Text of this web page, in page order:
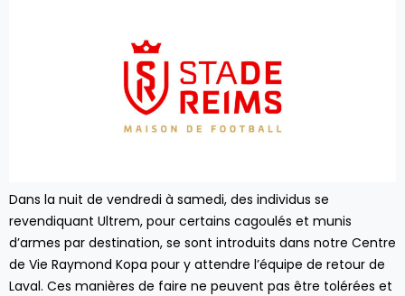
Dans la nuit de vendredi à samedi, des individus se
revendiquant Ultrem, pour certains cagoulés et munis
d’armes par destination, se sont introduits dans notre Centre
de Vie Raymond Kopa pour y attendre l’équipe de retour de
Laval. Ces manières de faire ne peuvent pas être tolérées et